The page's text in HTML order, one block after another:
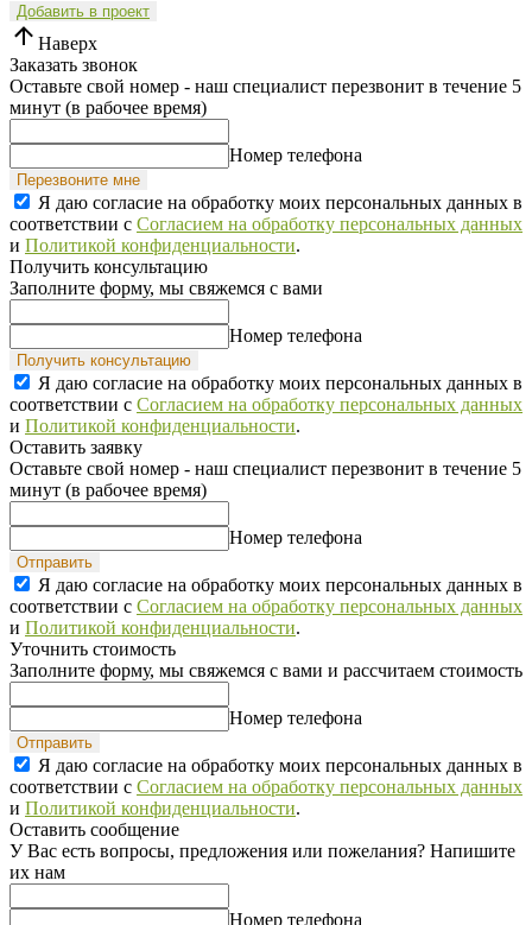
Добавить в проект
Наверх
Заказать звонок
Оставьте свой номер - наш специалист перезвонит в течение 5
минут (в рабочее время)
Номер телефона
Перезвоните мне
Я даю согласие на обработку моих персональных данных в
соответствии с Согласием на обработку персональных данных
и Политикой конфиденциальности.
Получить консультацию
Заполните форму, мы свяжемся с вами
Номер телефона
Получить консультацию
Я даю согласие на обработку моих персональных данных в
соответствии с Согласием на обработку персональных данных
и Политикой конфиденциальности.
Оставить заявку
Оставьте свой номер - наш специалист перезвонит в течение 5
минут (в рабочее время)
Номер телефона
Отправить
Я даю согласие на обработку моих персональных данных в
соответствии с Согласием на обработку персональных данных
и Политикой конфиденциальности.
Уточнить стоимость
Заполните форму, мы свяжемся с вами и рассчитаем стоимость
Номер телефона
Отправить
Я даю согласие на обработку моих персональных данных в
соответствии с Согласием на обработку персональных данных
и Политикой конфиденциальности.
Оставить сообщение
У Вас есть вопросы, предложения или пожелания? Напишите
их нам
Номер телефона